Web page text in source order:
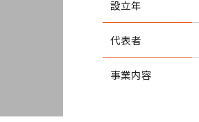
設立年
代表者
事業内容